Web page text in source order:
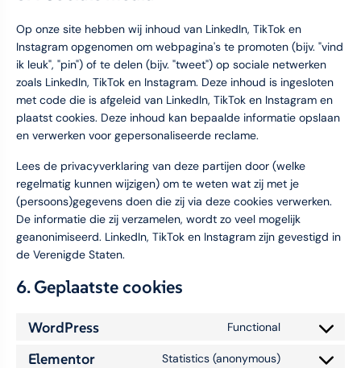
Op onze site hebben wij inhoud van LinkedIn, TikTok en
Instagram opgenomen om webpagina's te promoten (bijv. "vind
ik leuk", "pin") of te delen (bijv. "tweet") op sociale netwerken
zoals LinkedIn, TikTok en Instagram. Deze inhoud is ingesloten
met code die is afgeleid van LinkedIn, TikTok en Instagram en
plaatst cookies. Deze inhoud kan bepaalde informatie opslaan
en verwerken voor gepersonaliseerde reclame.
Lees de privacyverklaring van deze partijen door (welke
regelmatig kunnen wijzigen) om te weten wat zij met je
(persoons)gegevens doen die zij via deze cookies verwerken.
De informatie die zij verzamelen, wordt zo veel mogelijk
geanonimiseerd. LinkedIn, TikTok en Instagram zijn gevestigd in
de Verenigde Staten.
6. Geplaatste cookies
WordPress Functional
Elementor Statistics (anonymous)